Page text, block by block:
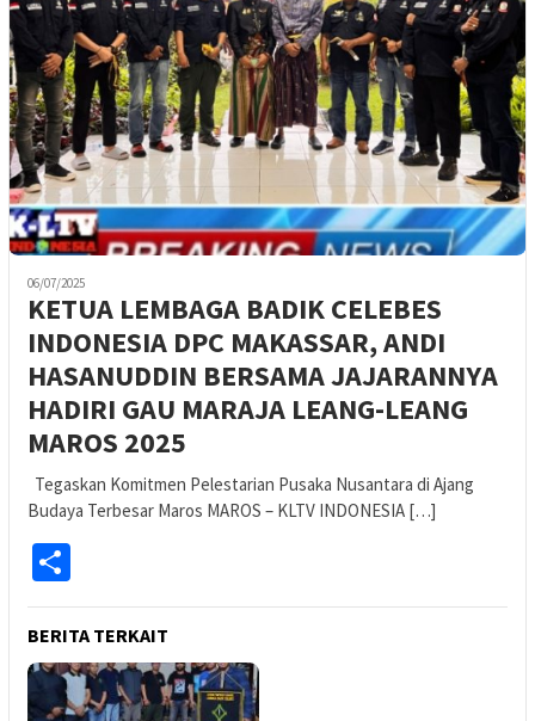
06/07/2025
KETUA LEMBAGA BADIK CELEBES
INDONESIA DPC MAKASSAR, ANDI
HASANUDDIN BERSAMA JAJARANNYA
HADIRI GAU MARAJA LEANG-LEANG
MAROS 2025
Tegaskan Komitmen Pelestarian Pusaka Nusantara di Ajang
Budaya Terbesar Maros MAROS – KLTV INDONESIA […]
BERITA TERKAIT